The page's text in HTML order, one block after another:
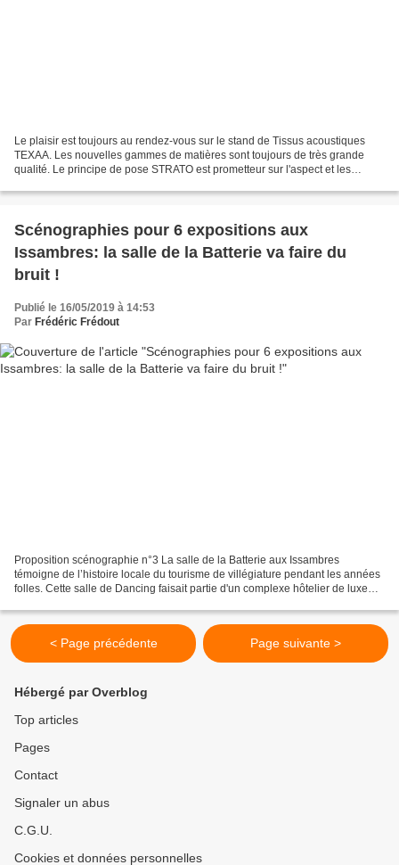
Le plaisir est toujours au rendez-vous sur le stand de Tissus acoustiques
TEXAA. Les nouvelles gammes de matières sont toujours de très grande
qualité. Le principe de pose STRATO est prometteur sur l'aspect et les
Scénographies pour 6 expositions aux
Issambres: la salle de la Batterie va faire du
bruit !
Publié le 16/05/2019 à 14:53
Par Frédéric Frédout
Proposition scénographie n°3 La salle de la Batterie aux Issambres
témoigne de l’histoire locale du tourisme de villégiature pendant les années
folles. Cette salle de Dancing faisait partie d'un complexe hôtelier de luxe
< Page précédente Page suivante >
Hébergé par Overblog
Top articles
Pages
Contact
Signaler un abus
C.G.U.
Cookies et données personnelles